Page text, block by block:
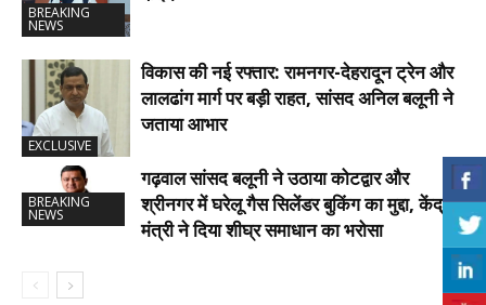
BREAKING
NEWS
EXCLUSIVE
विकास की नई रफ्तार: रामनगर-देहरादून ट्रेन और
लालढांग मार्ग पर बड़ी राहत, सांसद अनिल बलूनी ने
जताया आभार
BREAKING
NEWS
गढ़वाल सांसद बलूनी ने उठाया कोटद्वार और
श्रीनगर में घरेलू गैस सिलेंडर बुकिंग का मुद्दा, केंद्रीय
मंत्री ने दिया शीघ्र समाधान का भरोसा